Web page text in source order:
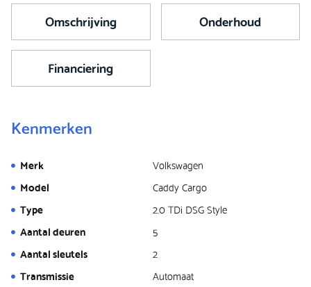
Omschrijving Onderhoud
Financiering
Kenmerken
Merk
Volkswagen
Model
Caddy Cargo
Type
2.0 TDi DSG Style
Aantal deuren
5
Aantal sleutels
2
Transmissie
Automaat